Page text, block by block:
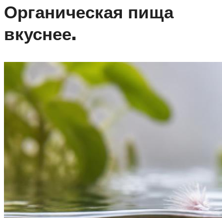
Органическая пища
вкуснее.